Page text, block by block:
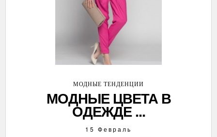
МОДНЫЕ ТЕНДЕНЦИИ
МОДНЫЕ ЦВЕТА В
ОДЕЖДЕ ...
15 Февраль